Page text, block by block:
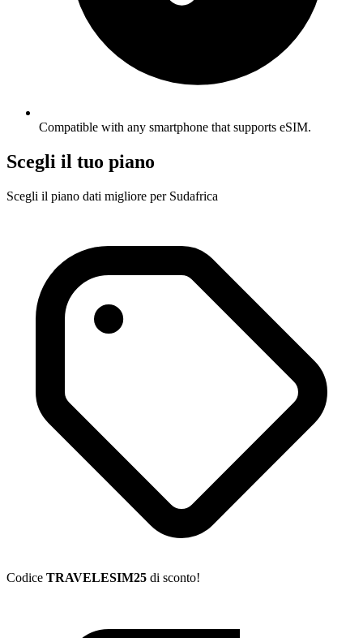
Compatible with any smartphone that supports eSIM.
Scegli il tuo piano
Scegli il piano dati migliore per Sudafrica
Codice TRAVELESIM25 di sconto!